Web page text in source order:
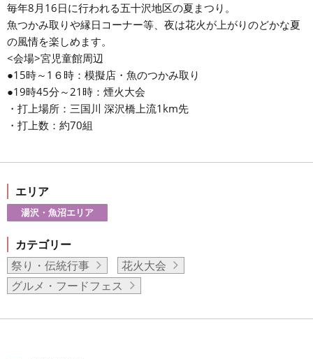
毎年8月16日に行われる五十沢地区の夏まつり。
魚つかみ取りや縁日コーナー等、夜は花火が上がりのどかな夏
の風情を楽しめます。
<会場>宮児童館周辺
●15時～1６時：模擬店・魚のつかみ取り
●19時45分～21時：煙火大会
・打上場所：三国川 深沢橋上流1km先
・打上数：約70組
エリア
湯沢・魚沼エリア
カテゴリー
祭り・伝統行事
花火大会
グルメ・フードフェス